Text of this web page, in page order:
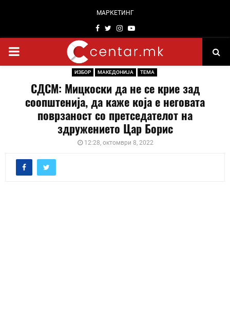
МАРКЕТИНГ
Facebook
TwitterInstagram
Youtube
PRIMARY
ИЗБОР МАКЕДОНИЈА ТЕМА
СДСМ: Мицкоски да не се крие зад
соопштенија, да каже која е неговата
поврзаност со претседателот на
здружението Цар Борис
12:28, октомври 8, 2022